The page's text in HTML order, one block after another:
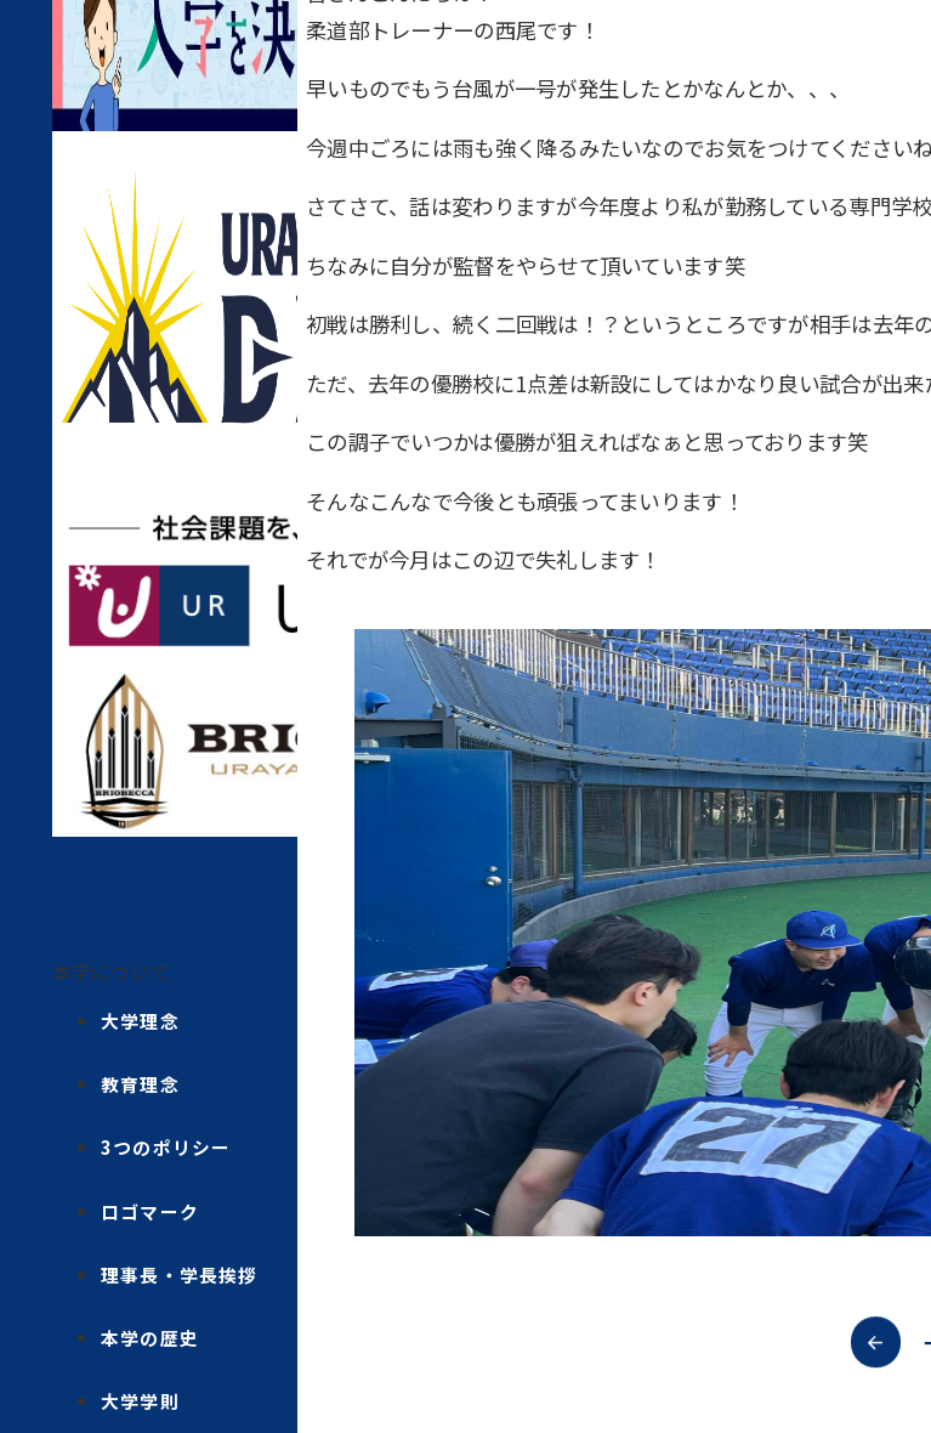
本学について
大学理念
教育理念
3つのポリシー
ロゴマーク
理事長・学長挨拶
本学の歴史
大学学則
柔道部トレーナーの西尾です！
早いものでもう台風が一号が発生したとかなんとか、、、
今週中ごろには雨も強く降るみたいなのでお気をつけてくださいね
さてさて、話は変わりますが今年度より私が勤務している専門学
ちなみに自分が監督をやらせて頂いています笑
初戦は勝利し、続く二回戦は！？というところですが相手は去年
ただ、去年の優勝校に1点差は新設にしてはかなり良い試合が出来
この調子でいつかは優勝が狙えればなぁと思っております笑
そんなこんなで今後とも頑張ってまいります！
それでが今月はこの辺で失礼します！